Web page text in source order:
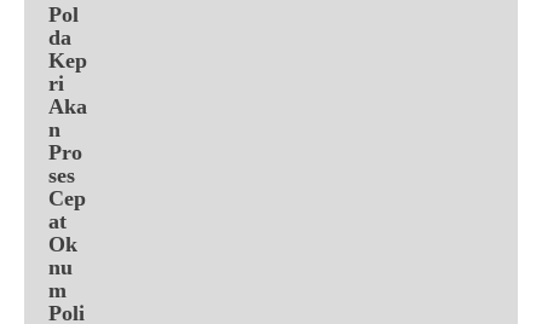
Pol
da
Kep
ri
Aka
n
Pro
ses
Cep
at
Ok
nu
m
Poli